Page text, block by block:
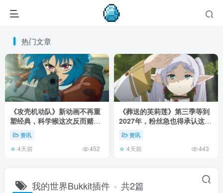
热门文章
《攻壳机动队》新动画不再重
塑经典，科学猴这次反而赌对
了！资讯
4天前 452
《葬送的芙莉莲》第三季等到
2027年，粉丝急也得承认这次
慢得有道理！
资讯
4天前 443
我的世界Bukkit插件 共2篇